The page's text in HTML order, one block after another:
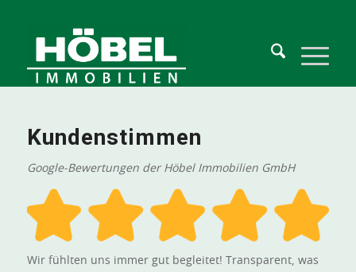
Kundenstimmen
Google-Bewertungen der Höbel Immobilien GmbH
Wir fühlten uns immer gut begleitet! Transparent, was